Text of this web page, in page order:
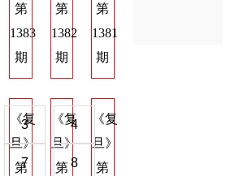
第
1383
期
第
1382
期
第
1381
期
《复
旦》
第
《复
旦》
第
《复
旦》
第
3 4
7 8